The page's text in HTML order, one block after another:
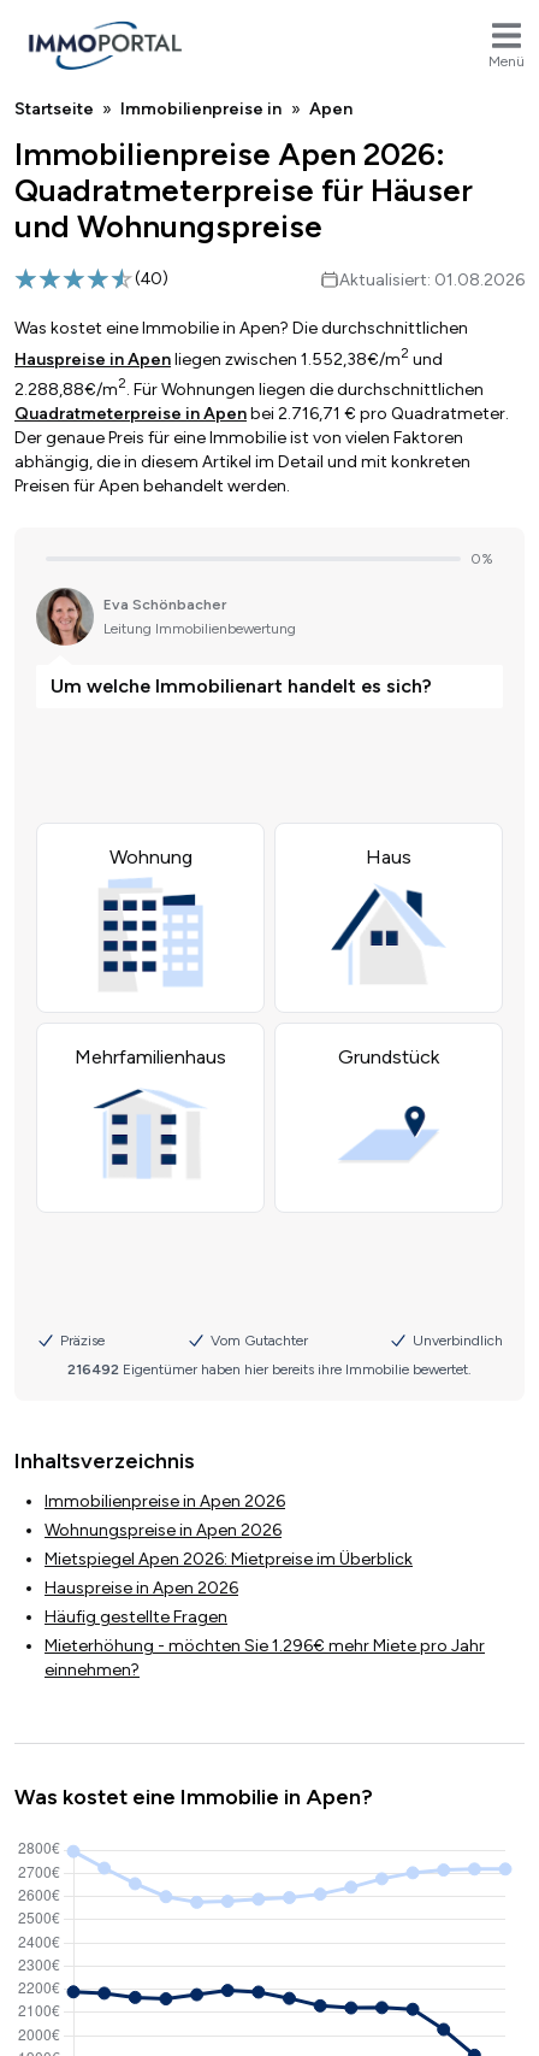
Menü
Breadcrumb
Startseite Immobilienpreise in Apen
Immobilienpreise Apen 2026:
Quadratmeterpreise für Häuser
und Wohnungspreise
(40) Aktualisiert: 01.08.2026
Was kostet eine Immobilie in Apen? Die durchschnittlichen
Hauspreise in Apenliegen zwischen 1.552,38€/m2 und
2.288,88€/m2. Für Wohnungen liegen die durchschnittlichen
Quadratmeterpreise in Apenbei 2.716,71 € pro Quadratmeter.
Der genaue Preis für eine Immobilie ist von vielen Faktoren
abhängig, die in diesem Artikel im Detail und mit konkreten
Preisen für Apen behandelt werden.
Inhaltsverzeichnis
Immobilienpreise in Apen 2026
Wohnungspreise in Apen 2026
Mietspiegel Apen 2026: Mietpreise im Überblick
Hauspreise in Apen 2026
Häufig gestellte Fragen
Mieterhöhung - möchten Sie 1.296€ mehr Miete pro Jahr
einnehmen?
Was kostet eine Immobilie in Apen?